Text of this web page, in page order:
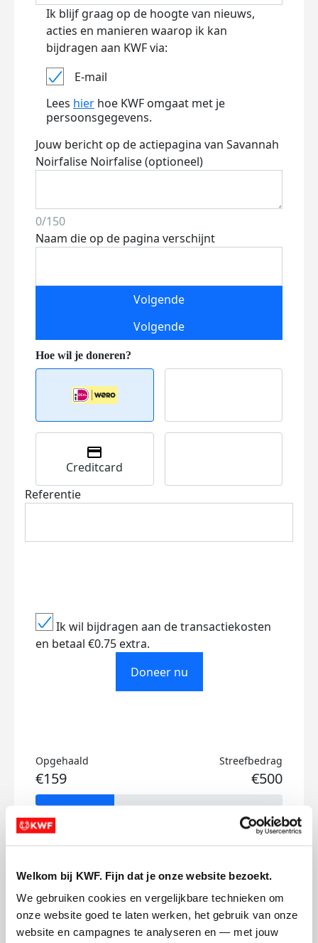
Welkom bij KWF. Fijn dat je onze website bezoekt.
We gebruiken cookies en vergelijkbare technieken om
onze website goed te laten werken, het gebruik van onze
website en campagnes te analyseren en — met jouw
Ik blijf graag op de hoogte van nieuws,
acties en manieren waarop ik kan
bijdragen aan KWF via:
E-mail
Lees hier hoe KWF omgaat met je
persoonsgegevens.
Jouw bericht op de actiepagina van Savannah
Noirfalise Noirfalise (optioneel)
0/150
Naam die op de pagina verschijnt
Volgende
Volgende
Creditcard
Referentie
Ik wil bijdragen aan de transactiekosten
en betaal €0.75 extra.
Doneer nu
Opgehaald
€159
Streefbedrag
€500
Doneer